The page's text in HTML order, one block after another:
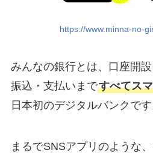
https://www.minna-no-
みんなの銀行とは、口座開
振込・支払いまですべてス
日本初のデジタルバンクです
まるでSNSアプリのような